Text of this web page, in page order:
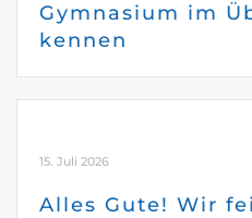
Gymnasium im
kennen
15. Juli 2026
Alles Gute! Wir